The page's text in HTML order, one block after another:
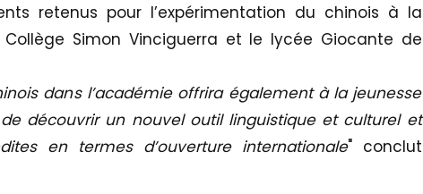
retenus pour l’expérimentation du chinois à la
Simon Vinciguerra et le lycée Giocante de
dans l’académie offrira également à la jeunesse
découvrir un nouvel outil linguistique et culturel et
en termes d’ouverture internationale" conclut